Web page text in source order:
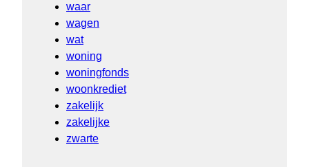
waar
wagen
wat
woning
woningfonds
woonkrediet
zakelijk
zakelijke
zwarte